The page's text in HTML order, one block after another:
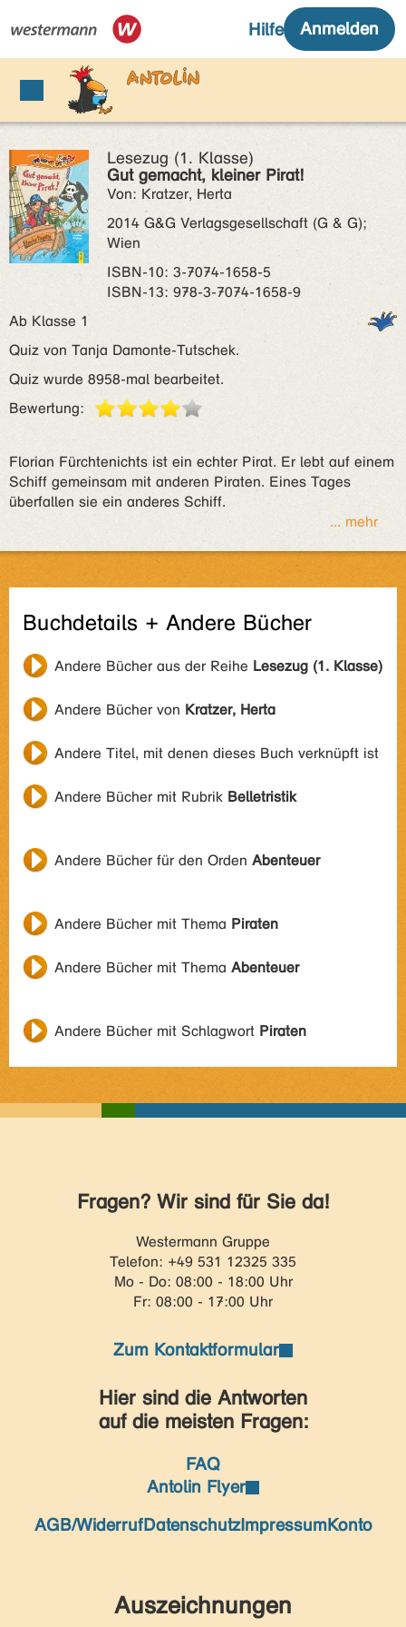
Lesezug (1. Klasse)
Gut gemacht, kleiner Pirat!
Von: Kratzer, Herta
2014 G&G Verlagsgesellschaft (G & G);
Wien
ISBN‑10: 3-7074-1658-5
ISBN‑13: 978-3-7074-1658-9
Ab Klasse 1
Quiz von Tanja Damonte-Tutschek.
Quiz wurde 8958-mal bearbeitet.
Bewertung:
Florian Fürchtenichts ist ein echter Pirat. Er lebt auf einem
Schiff gemeinsam mit anderen Piraten. Eines Tages
überfallen sie ein anderes Schiff.
... mehr
Buchdetails + Andere Bücher
Andere Bücher aus der Reihe Lesezug (1. Klasse)
Andere Bücher von Kratzer, Herta
Andere Titel, mit denen dieses Buch verknüpft ist
Andere Bücher mit Rubrik Belletristik
Andere Bücher für den Orden Abenteuer
Andere Bücher mit Thema Piraten
Andere Bücher mit Thema Abenteuer
Andere Bücher mit Schlagwort Piraten